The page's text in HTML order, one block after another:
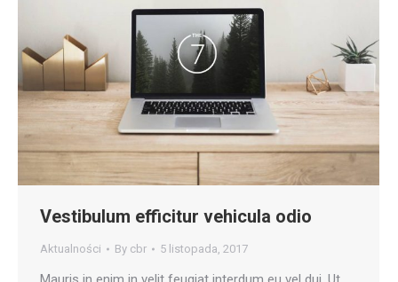
Vestibulum efficitur vehicula odio
Aktualności By cbr 5 listopada, 2017